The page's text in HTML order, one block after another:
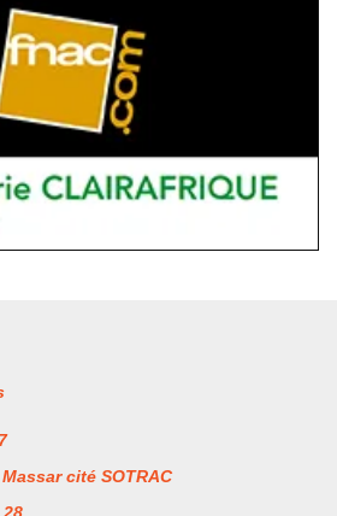
cité SOTRAC